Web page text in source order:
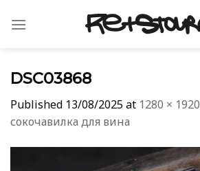
DSC03868
Published 13/08/2025at 1280 × 1920
сокочавилка для вина